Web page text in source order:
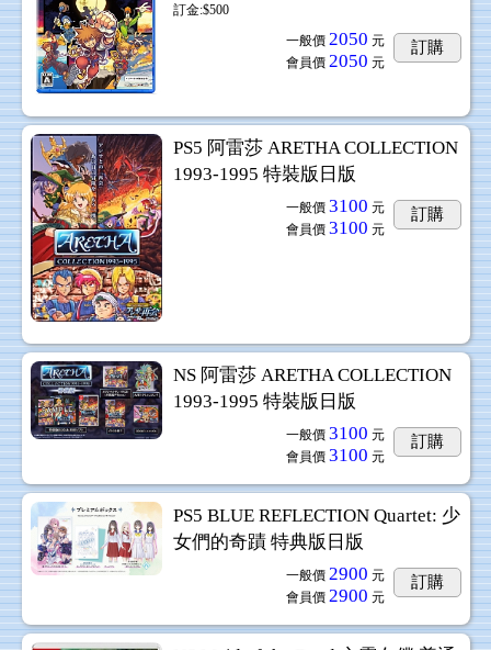
訂金:$500
一般價 2050 元
會員價 2050 元
訂購
PS5 阿雷莎 ARETHA COLLECTION
1993-1995 特裝版日版
一般價 3100 元
會員價 3100 元
訂購
NS 阿雷莎 ARETHA COLLECTION
1993-1995 特裝版日版
一般價 3100 元
會員價 3100 元
訂購
PS5 BLUE REFLECTION Quartet: 少
女們的奇蹟 特典版日版
一般價 2900 元
會員價 2900 元
訂購